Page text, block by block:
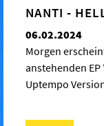
NANTI -
06.02.2024
Morgen
anstehenden EP
Uptempo